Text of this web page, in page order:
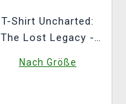
T-Shirt Uncharted:
The Lost Legacy -
Nach Größe